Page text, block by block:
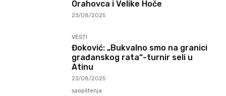
Orahovca i Velike Hoče
23/08/2025
VESTI
Đoković: „Bukvalno smo na granici
građanskog rata“-turnir seli u
Atinu
23/08/2025
saopštenja